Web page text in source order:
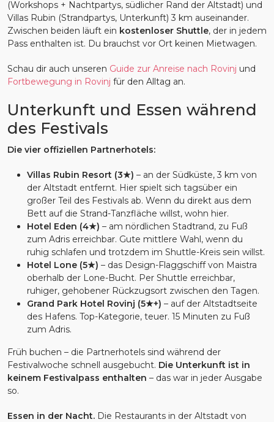
(Workshops + Nachtpartys, südlicher Rand der Altstadt) und
Villas Rubin (Strandpartys, Unterkunft) 3 km auseinander.
Zwischen beiden läuft ein kostenloser Shuttle, der in jedem
Pass enthalten ist. Du brauchst vor Ort keinen Mietwagen.
Schau dir auch unseren Guide zur Anreise nach Rovinj und
Fortbewegung in Rovinj für den Alltag an.
Unterkunft und Essen während
des Festivals
Die vier offiziellen Partnerhotels:
Villas Rubin Resort (3★) – an der Südküste, 3 km von
der Altstadt entfernt. Hier spielt sich tagsüber ein
großer Teil des Festivals ab. Wenn du direkt aus dem
Bett auf die Strand-Tanzfläche willst, wohn hier.
Hotel Eden (4★) – am nördlichen Stadtrand, zu Fuß
zum Adris erreichbar. Gute mittlere Wahl, wenn du
ruhig schlafen und trotzdem im Shuttle-Kreis sein willst.
Hotel Lone (5★) – das Design-Flaggschiff von Maistra
oberhalb der Lone-Bucht. Per Shuttle erreichbar,
ruhiger, gehobener Rückzugsort zwischen den Tagen.
Grand Park Hotel Rovinj (5★+) – auf der Altstadtseite
des Hafens. Top-Kategorie, teuer. 15 Minuten zu Fuß
zum Adris.
Früh buchen – die Partnerhotels sind während der
Festivalwoche schnell ausgebucht. Die Unterkunft ist in
keinem Festivalpass enthalten – das war in jeder Ausgabe
so.
Essen in der Nacht. Die Restaurants in der Altstadt von